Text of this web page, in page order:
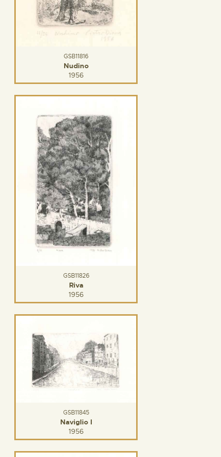
GSB11816
Nudino
1956
GSB11826
Riva
1956
GSB11845
Naviglio I
1956